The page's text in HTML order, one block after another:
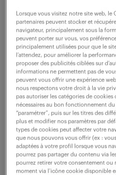
depuis le bureau. Vos
voir l'offre
chargé des
civil (h/f)
22 mai 2026
Cambrai (59)
CDI
32 000 - 38 000 € / an
Lorsque vous visitez notre site web, le
partenaires peuvent stocker et
navigateur, principalement sous la
peuvent porter sur vous, vos
principalement utilisées pour que le
l’attendez, pour améliorer la
proposer des publicités ciblées sur
informations ne permettent pas de
peuvent vous offrir une expérience
nous respectons votre droit à la vie
pas autoriser les catégories de
nécessaires au bon fonctionnement
“paramétrer”, puis sur les titres des
plus et modifier nos paramètres par
types de cookies peut affecter votre
que nous pouvons vous offrir (ex :
adaptées à votre profil lorsque vous
pourrez pas partager du contenu via
pourrez retirer votre consentement
moment via l’icône cookie disponible